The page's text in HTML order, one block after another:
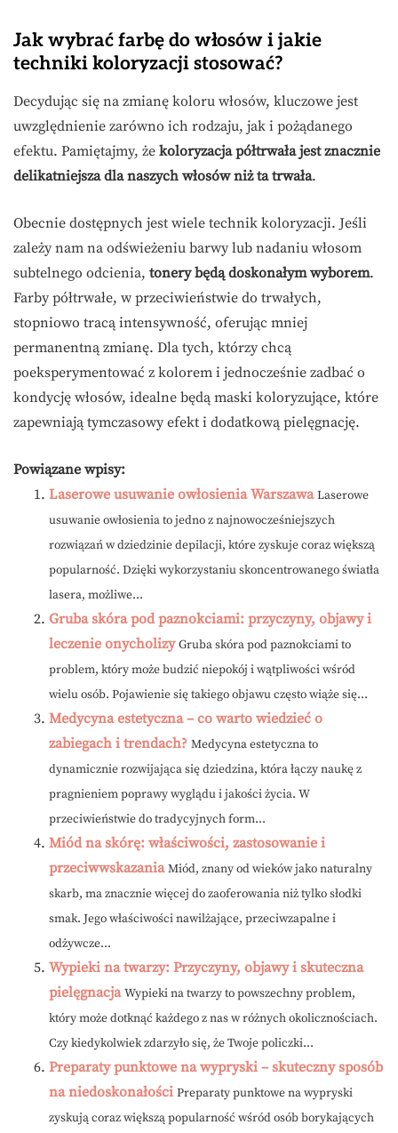
Jak wybrać farbę do włosów i jakie
techniki koloryzacji stosować?
Decydując się na zmianę koloru włosów, kluczowe jest
uwzględnienie zarówno ich rodzaju, jak i pożądanego
efektu. Pamiętajmy, że koloryzacja półtrwała jest znacznie
delikatniejsza dla naszych włosów niż ta trwała.
Obecnie dostępnych jest wiele technik koloryzacji. Jeśli
zależy nam na odświeżeniu barwy lub nadaniu włosom
subtelnego odcienia, tonery będą doskonałym wyborem.
Farby półtrwałe, w przeciwieństwie do trwałych,
stopniowo tracą intensywność, oferując mniej
permanentną zmianę. Dla tych, którzy chcą
poeksperymentować z kolorem i jednocześnie zadbać o
kondycję włosów, idealne będą maski koloryzujące, które
zapewniają tymczasowy efekt i dodatkową pielęgnację.
Powiązane wpisy:
Laserowe usuwanie owłosienia Warszawa Laserowe
usuwanie owłosienia to jedno z najnowocześniejszych
rozwiązań w dziedzinie depilacji, które zyskuje coraz większą
popularność. Dzięki wykorzystaniu skoncentrowanego światła
lasera, możliwe...
Gruba skóra pod paznokciami: przyczyny, objawy i
leczenie onycholizy Gruba skóra pod paznokciami to
problem, który może budzić niepokój i wątpliwości wśród
wielu osób. Pojawienie się takiego objawu często wiąże się...
Medycyna estetyczna – co warto wiedzieć o
zabiegach i trendach? Medycyna estetyczna to
dynamicznie rozwijająca się dziedzina, która łączy naukę z
pragnieniem poprawy wyglądu i jakości życia. W
przeciwieństwie do tradycyjnych form...
Miód na skórę: właściwości, zastosowanie i
przeciwwskazania Miód, znany od wieków jako naturalny
skarb, ma znacznie więcej do zaoferowania niż tylko słodki
smak. Jego właściwości nawilżające, przeciwzapalne i
odżywcze...
Wypieki na twarzy: Przyczyny, objawy i skuteczna
pielęgnacja Wypieki na twarzy to powszechny problem,
który może dotknąć każdego z nas w różnych okolicznościach.
Czy kiedykolwiek zdarzyło się, że Twoje policzki...
Preparaty punktowe na wypryski – skuteczny sposób
na niedoskonałości Preparaty punktowe na wypryski
zyskują coraz większą popularność wśród osób borykających